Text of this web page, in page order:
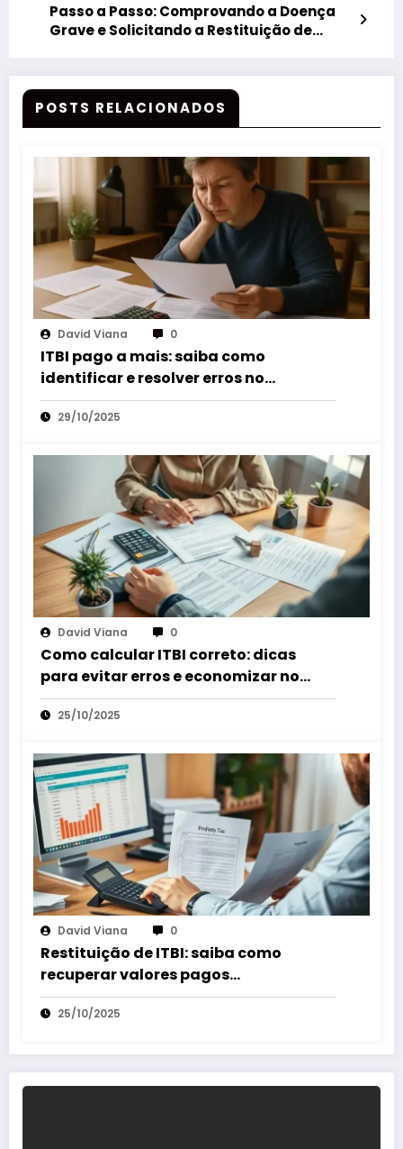
Passo a Passo: Comprovando a Doença
Grave e Solicitando a Restituição de
POSTS RELACIONADOS
David Viana 0
ITBI pago a mais: saiba como
identificar e resolver erros no
pagamento do imposto
29/10/2025
David Viana 0
Como calcular ITBI correto: dicas
para evitar erros e economizar no
imposto
25/10/2025
David Viana 0
Restituição de ITBI: saiba como
recuperar valores pagos
indevidamente rápido
25/10/2025